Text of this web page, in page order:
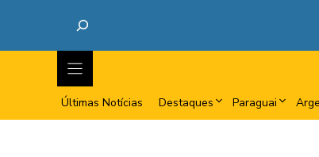
Últimas Notícias Destaques Paraguai